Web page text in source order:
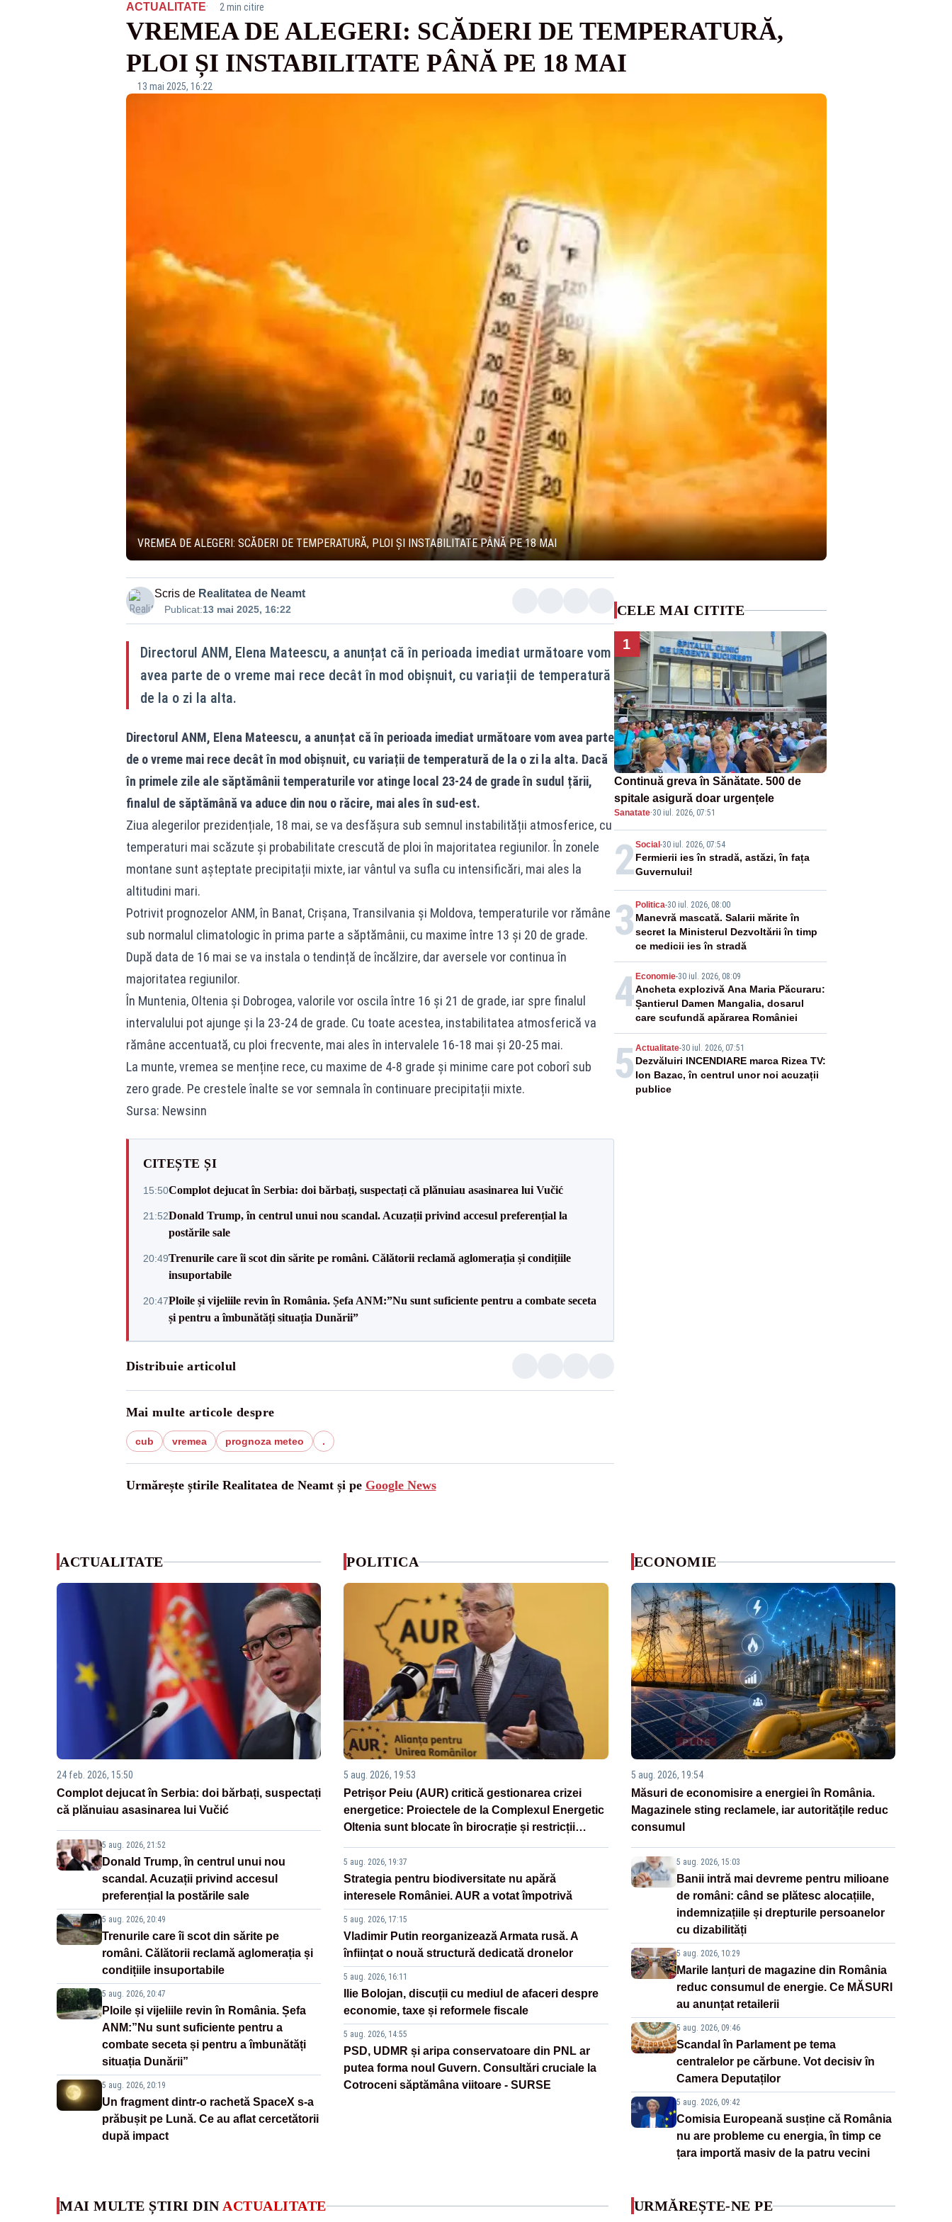
ACTUALITATE· 2 min citire
VREMEA DE ALEGERI: SCĂDERI DE TEMPERATURĂ,
PLOI ȘI INSTABILITATE PÂNĂ PE 18 MAI
13 mai 2025, 16:22
VREMEA DE ALEGERI: SCĂDERI DE TEMPERATURĂ, PLOI ȘI INSTABILITATE PÂNĂ PE 18 MAI
Scris de Realitatea de Neamt
Publicat:13 mai 2025, 16:22
Directorul ANM, Elena Mateescu, a anunțat că în perioada imediat următoare vom
avea parte de o vreme mai rece decât în mod obișnuit, cu variații de temperatură
de la o zi la alta.
Directorul ANM, Elena Mateescu, a anunțat că în perioada imediat următoare vom avea parte
de o vreme mai rece decât în mod obișnuit, cu variații de temperatură de la o zi la alta. Dacă
în primele zile ale săptămânii temperaturile vor atinge local 23-24 de grade în sudul țării,
finalul de săptămână va aduce din nou o răcire, mai ales în sud-est.
Ziua alegerilor prezidențiale, 18 mai, se va desfășura sub semnul instabilității atmosferice, cu
temperaturi mai scăzute și probabilitate crescută de ploi în majoritatea regiunilor. În zonele
montane sunt așteptate precipitații mixte, iar vântul va sufla cu intensificări, mai ales la
altitudini mari.
Potrivit prognozelor ANM, în Banat, Crișana, Transilvania și Moldova, temperaturile vor rămâne
sub normalul climatologic în prima parte a săptămânii, cu maxime între 13 și 20 de grade.
După data de 16 mai se va instala o tendință de încălzire, dar aversele vor continua în
majoritatea regiunilor.
În Muntenia, Oltenia și Dobrogea, valorile vor oscila între 16 și 21 de grade, iar spre finalul
intervalului pot ajunge și la 23-24 de grade. Cu toate acestea, instabilitatea atmosferică va
rămâne accentuată, cu ploi frecvente, mai ales în intervalele 16-18 mai și 20-25 mai.
La munte, vremea se menține rece, cu maxime de 4-8 grade și minime care pot coborî sub
zero grade. Pe crestele înalte se vor semnala în continuare precipitații mixte.
Sursa: Newsinn
CITEȘTE ȘI
15:50Complot dejucat în Serbia: doi bărbați, suspectați că plănuiau asasinarea lui Vučić
21:52Donald Trump, în centrul unui nou scandal. Acuzații privind accesul preferențial la
postările sale
20:49Trenurile care îi scot din sărite pe români. Călătorii reclamă aglomerația și condițiile
insuportabile
20:47Ploile și vijeliile revin în România. Șefa ANM:”Nu sunt suficiente pentru a combate seceta
și pentru a îmbunătăți situația Dunării”
Distribuie articolul
Mai multe articole despre
cub vremea prognoza meteo .
Urmărește știrile Realitatea de Neamt și pe Google News
CELE MAI CITITE
1
Continuă greva în Sănătate. 500 de
spitale asigură doar urgențele
Sanatate·30 iul. 2026, 07:51
2Social -30 iul. 2026, 07:54
Fermierii ies în stradă, astăzi, în fața
Guvernului!
3 Politica-30 iul. 2026, 08:00
Manevră mascată. Salarii mărite în
secret la Ministerul Dezvoltării în timp
ce medicii ies în stradă
4 Economie-30 iul. 2026, 08:09
Ancheta explozivă Ana Maria Păcuraru:
Șantierul Damen Mangalia, dosarul
care scufundă apărarea României
5 Actualitate-30 iul. 2026, 07:51
Dezvăluiri INCENDIARE marca Rizea TV:
Ion Bazac, în centrul unor noi acuzații
publice
ACTUALITATE
24 feb. 2026, 15:50
Complot dejucat în Serbia: doi bărbați, suspectați
că plănuiau asasinarea lui Vučić
5 aug. 2026, 21:52
Donald Trump, în centrul unui nou
scandal. Acuzații privind accesul
preferențial la postările sale
5 aug. 2026, 20:49
Trenurile care îi scot din sărite pe
români. Călătorii reclamă aglomerația și
condițiile insuportabile
5 aug. 2026, 20:47
Ploile și vijeliile revin în România. Șefa
ANM:”Nu sunt suficiente pentru a
combate seceta și pentru a îmbunătăți
situația Dunării”
5 aug. 2026, 20:19
Un fragment dintr-o rachetă SpaceX s-a
prăbușit pe Lună. Ce au aflat cercetătorii
după impact
POLITICA
5 aug. 2026, 19:53
Petrișor Peiu (AUR) critică gestionarea crizei
energetice: Proiectele de la Complexul Energetic
Oltenia sunt blocate în birocrație și restricții
5 aug. 2026, 19:37
Strategia pentru biodiversitate nu apără
interesele României. AUR a votat împotrivă
5 aug. 2026, 17:15
Vladimir Putin reorganizează Armata rusă. A
înființat o nouă structură dedicată dronelor
5 aug. 2026, 16:11
Ilie Bolojan, discuții cu mediul de afaceri despre
economie, taxe și reformele fiscale
5 aug. 2026, 14:55
PSD, UDMR și aripa conservatoare din PNL ar
putea forma noul Guvern. Consultări cruciale la
Cotroceni săptămâna viitoare - SURSE
ECONOMIE
5 aug. 2026, 19:54
Măsuri de economisire a energiei în România.
Magazinele sting reclamele, iar autoritățile reduc
consumul
5 aug. 2026, 15:03
Banii intră mai devreme pentru milioane
de români: când se plătesc alocațiile,
indemnizațiile și drepturile persoanelor
cu dizabilități
5 aug. 2026, 10:29
Marile lanțuri de magazine din România
reduc consumul de energie. Ce MĂSURI
au anunțat retailerii
5 aug. 2026, 09:46
Scandal în Parlament pe tema
centralelor pe cărbune. Vot decisiv în
Camera Deputaților
5 aug. 2026, 09:42
Comisia Europeană susține că România
nu are probleme cu energia, în timp ce
țara importă masiv de la patru vecini
MAI MULTE ȘTIRI DIN ACTUALITATE URMĂREȘTE-NE PE